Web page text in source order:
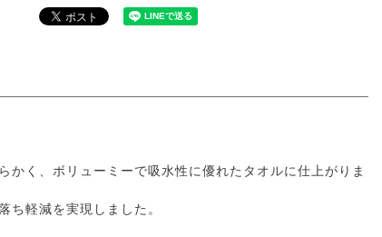
く、ボリューミーで吸水性に優れたタオルに仕上がりま
ち軽減を実現しました。